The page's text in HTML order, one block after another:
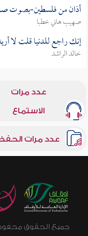
أذان من فلسطين-بصوت
صهيب هاني خطبا
إنك راجع للدنيا قلت لا
خالد الراشد
عدد مرات
الاستماع
عدد مرات
جميع الحقوق محفوظة © 2026 - 1998